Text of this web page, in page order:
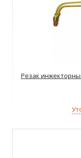
Резак